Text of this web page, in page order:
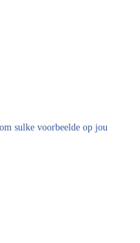
sulke voorbeelde op jou